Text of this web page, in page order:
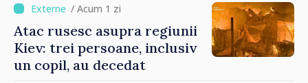
/ Acum 1 zi
Atac rusesc asupra regiunii
Kiev: trei persoane, inclusiv
un copil, au decedat